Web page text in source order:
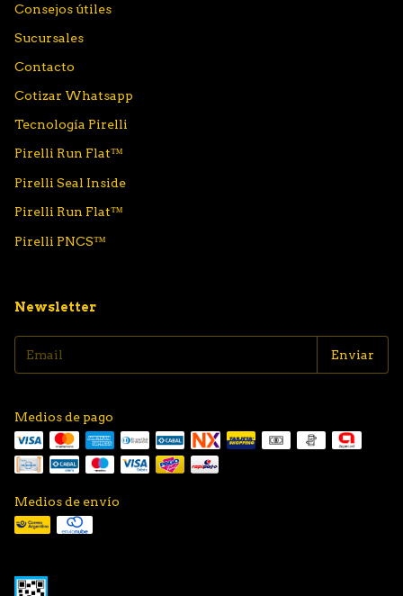
Consejos útiles
Sucursales
Contacto
Cotizar Whatsapp
Tecnología Pirelli
Pirelli Run Flat™
Pirelli Seal Inside
Pirelli Run Flat™
Pirelli PNCS™
Newsletter
Medios de pago
Medios de envío